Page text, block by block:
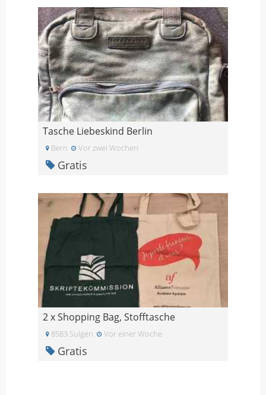
Tasche Liebeskind Berlin
Bern Vor zwei Wochen
Gratis
2 x Shopping Bag, Stofftasche
8583 Sulgen Vor einer Woche
Gratis